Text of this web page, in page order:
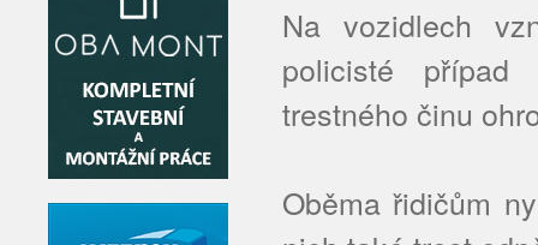
Na vozidlech
policisté
trestného činu
Oběma řidičům